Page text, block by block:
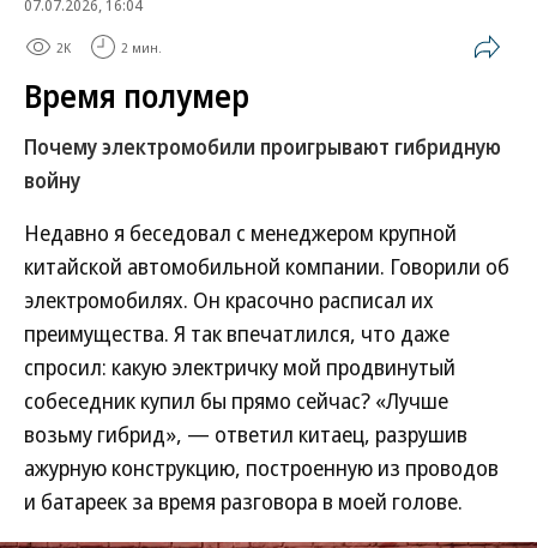
07.07.2026, 16:04
2K 2 мин.
Время полумер
Почему электромобили проигрывают гибридную
войну
Недавно я беседовал с менеджером крупной
китайской автомобильной компании. Говорили об
электромобилях. Он красочно расписал их
преимущества. Я так впечатлился, что даже
спросил: какую электричку мой продвинутый
собеседник купил бы прямо сейчас? «Лучше
возьму гибрид», — ответил китаец, разрушив
ажурную конструкцию, построенную из проводов
и батареек за время разговора в моей голове.